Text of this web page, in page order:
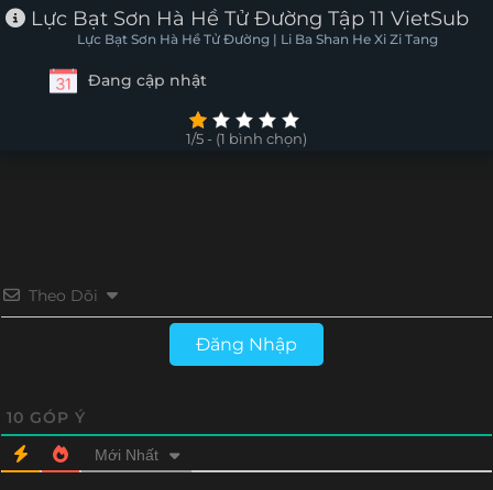
Lực Bạt Sơn Hà Hề Tử Đường Tập 11 VietSub
Lực Bạt Sơn Hà Hề Tử Đường | Li Ba Shan He Xi Zi Tang
Đang cập nhật
1/5 - (1 bình chọn)
Theo Dõi
Đăng Nhập
10 GÓP Ý
Mới Nhất